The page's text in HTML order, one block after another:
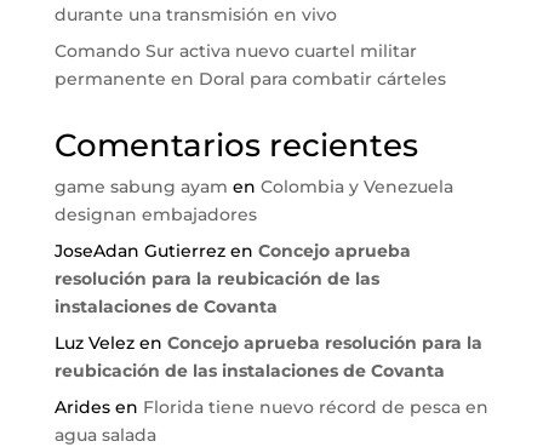
durante una transmisión en vivo
Comando Sur activa nuevo cuartel militar
permanente en Doral para combatir cárteles
Comentarios recientes
game sabung ayam en Colombia y Venezuela
designan embajadores
JoseAdan Gutierrezen Concejo aprueba
resolución para la reubicación de las
instalaciones de Covanta
Luz Velezen Concejo aprueba resolución para la
reubicación de las instalaciones de Covanta
Aridesen Florida tiene nuevo récord de pesca en
agua salada